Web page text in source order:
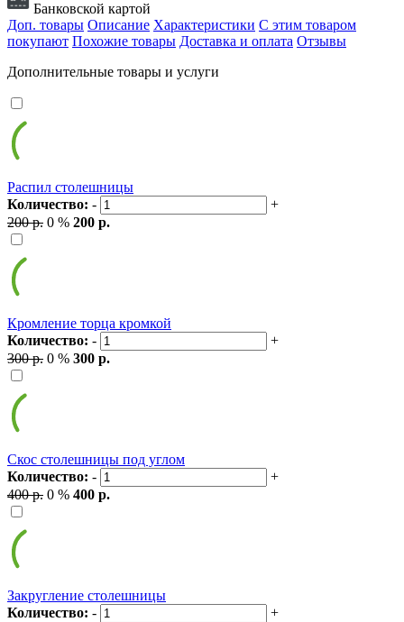
Банковской картой
Доп. товары Описание Характеристики С этим товаром
покупают Похожие товары Доставка и оплата Отзывы
Дополнительные товары и услуги
Распил столешницы
Количество: -
+
200 р. 0 % 200 р.
Кромление торца кромкой
Количество: -
+
300 р. 0 % 300 р.
Скос столешницы под углом
Количество: -
+
400 р. 0 % 400 р.
Закругление столешницы
Количество: -
+